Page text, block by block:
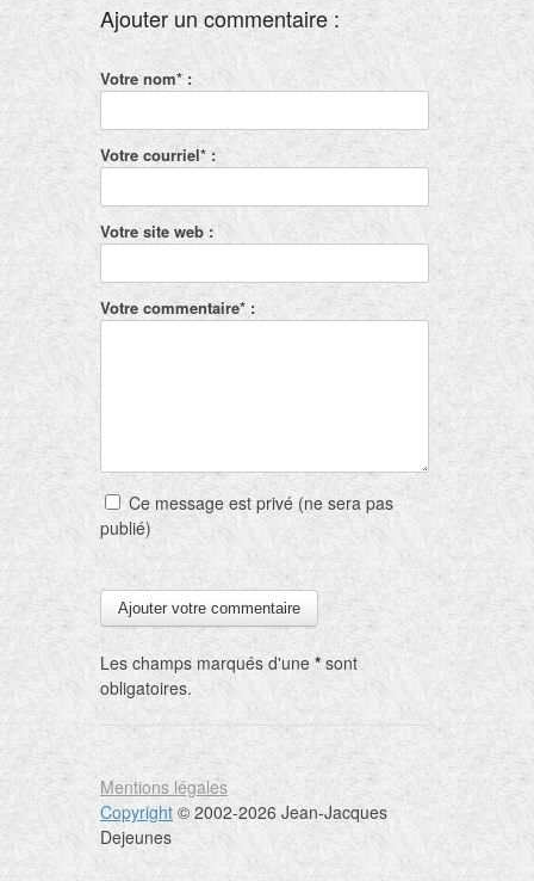
Ajouter un commentaire :
Votre nom* :
Votre courriel* :
Votre site web :
Votre commentaire* :
Ce message est privé (ne sera pas
publié)
Les champs marqués d'une * sont
obligatoires.
Mentions légales
Copyright © 2002-2026 Jean-Jacques
Dejeunes